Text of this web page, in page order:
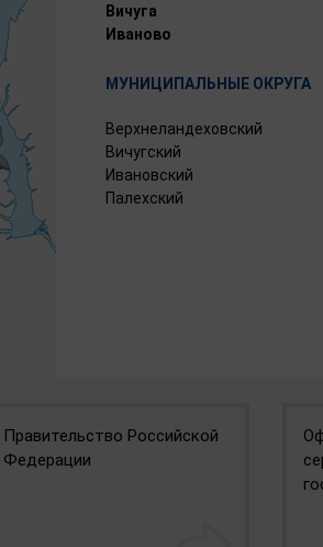
Вичуга
Иваново
МУНИЦИПАЛЬНЫЕ ОКРУГА
Верхнеландеховский
Вичугский
Ивановский
Палехский
Правительство Российской
Федерации